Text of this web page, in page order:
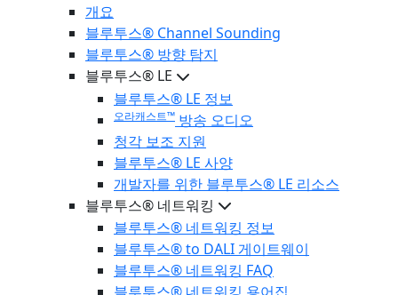
개요
블루투스® Channel Sounding
블루투스® 방향 탐지
블루투스® LE
블루투스® LE 정보
오라캐스트™ 방송 오디오
청각 보조 지원
블루투스® LE 사양
개발자를 위한 블루투스® LE 리소스
블루투스® 네트워킹
블루투스® 네트워킹 정보
블루투스® to DALI 게이트웨이
블루투스® 네트워킹 FAQ